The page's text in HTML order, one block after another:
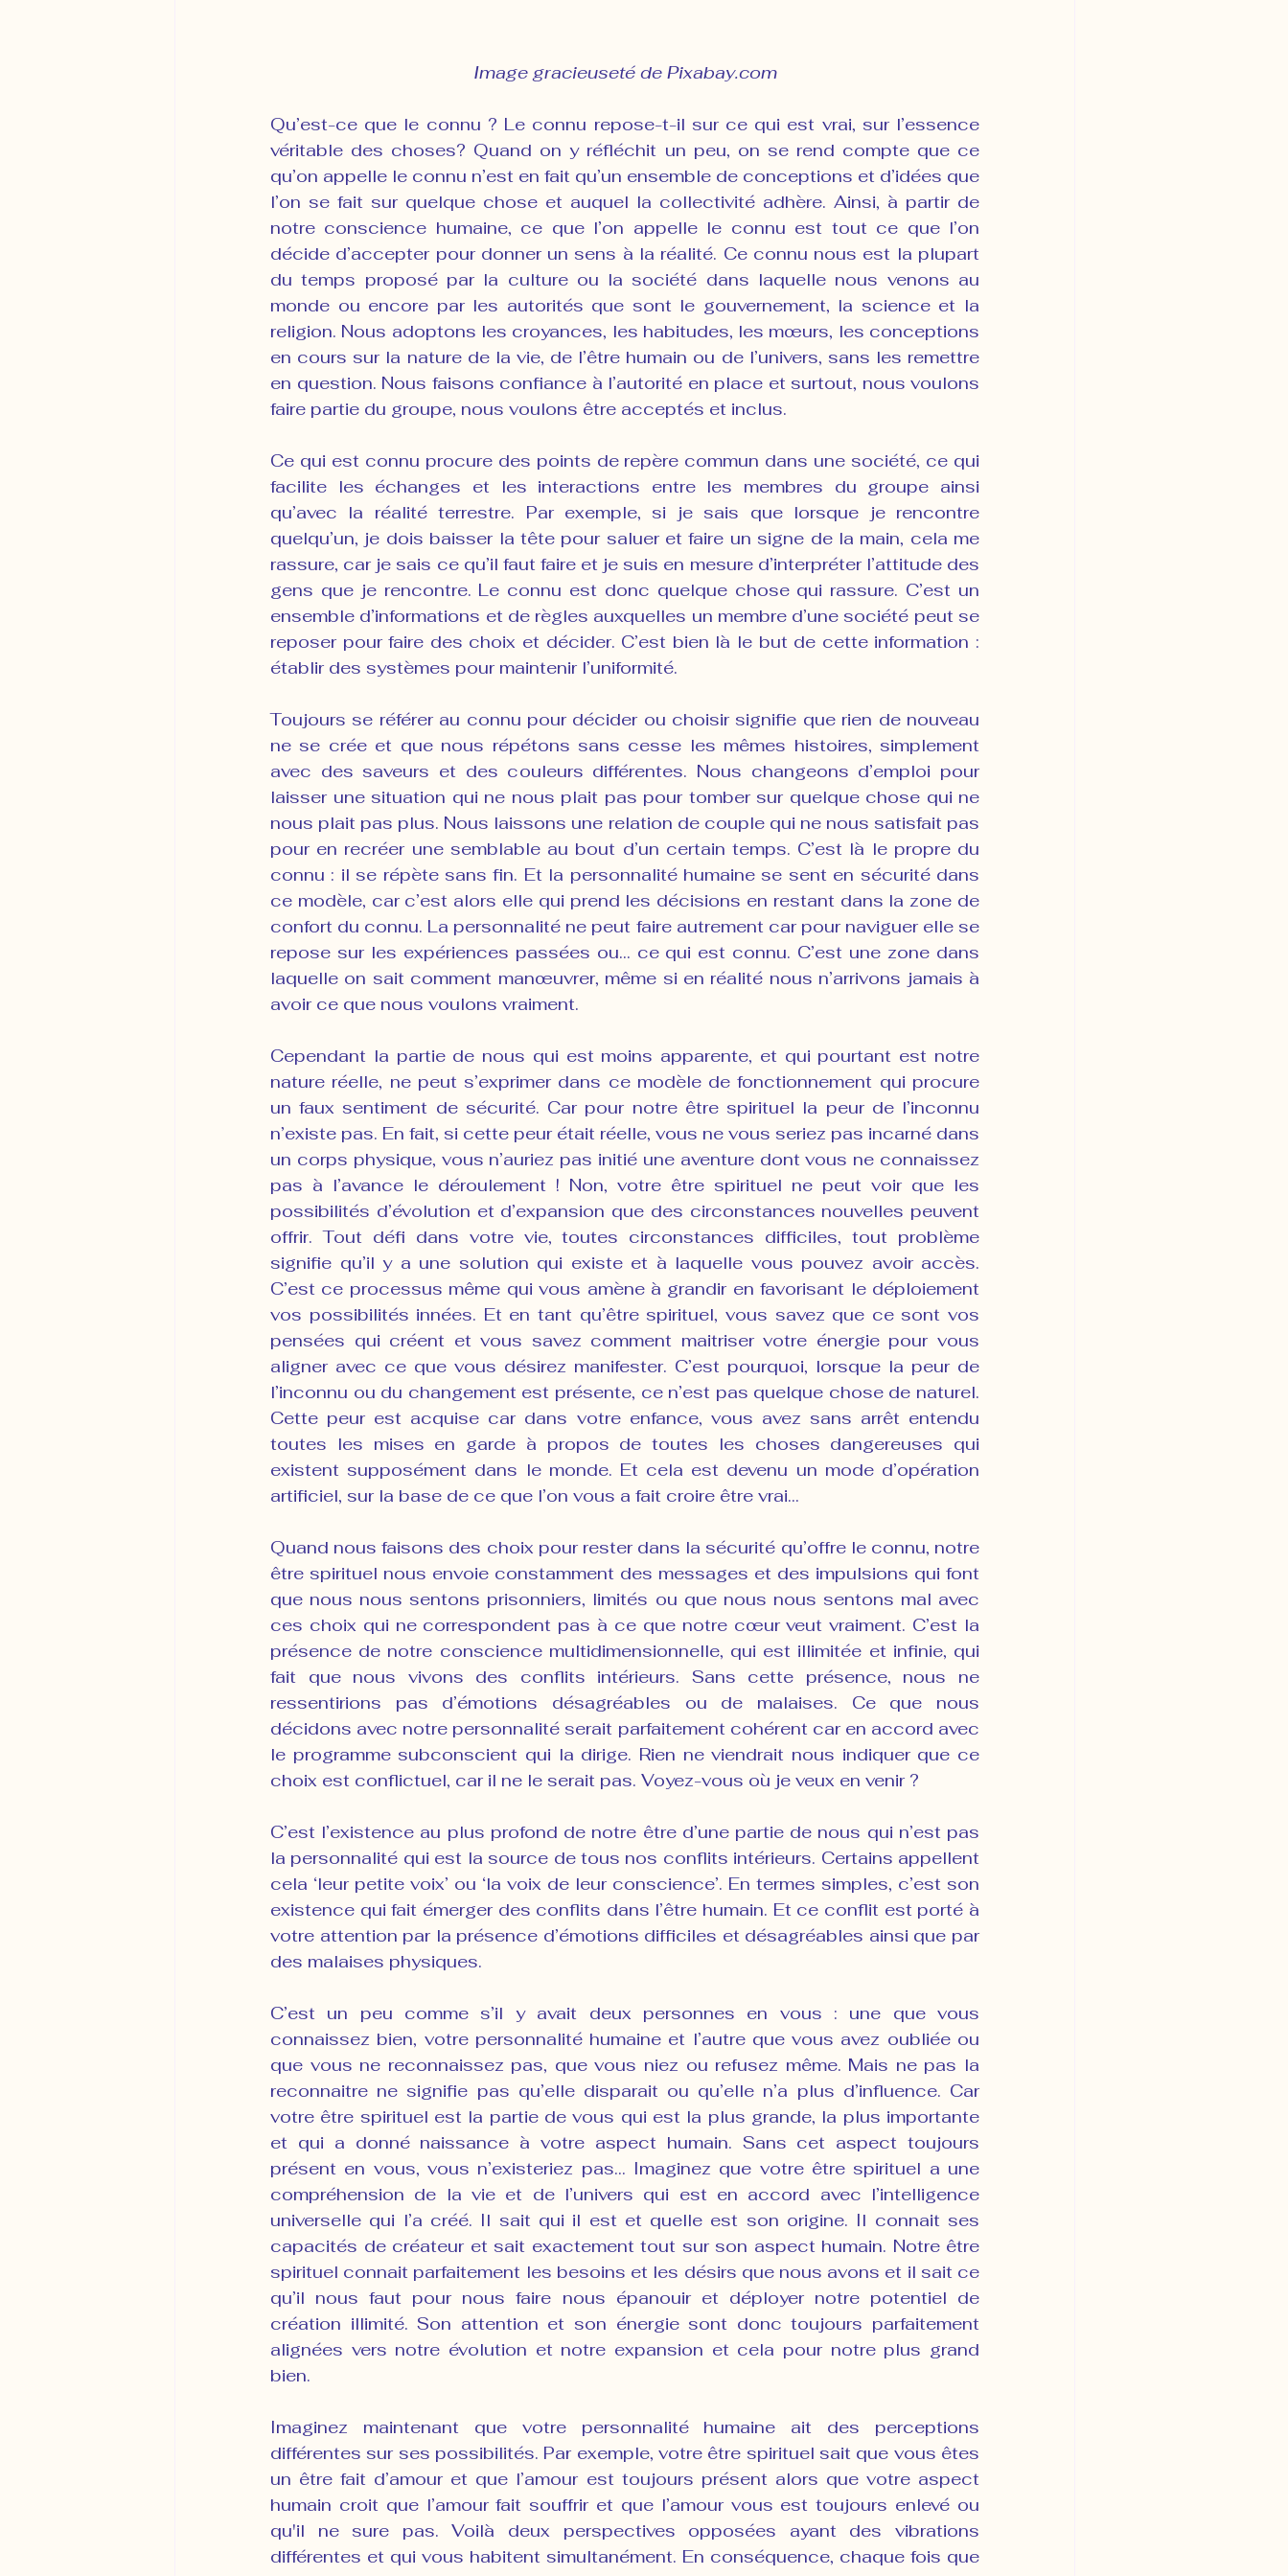
Image gracieuseté de Pixabay.com
Qu’est-ce que le connu ? Le connu repose-t-il sur ce qui est vrai, sur l’essence
véritable des choses? Quand on y réfléchit un peu, on se rend compte que ce
qu’on appelle le connu n’est en fait qu’un ensemble de conceptions et d’idées que
l’on se fait sur quelque chose et auquel la collectivité adhère. Ainsi, à partir de
notre conscience humaine, ce que l’on appelle le connu est tout ce que l’on
décide d’accepter pour donner un sens à la réalité. Ce connu nous est la plupart
du temps proposé par la culture ou la société dans laquelle nous venons au
monde ou encore par les autorités que sont le gouvernement, la science et la
religion. Nous adoptons les croyances, les habitudes, les mœurs, les conceptions
en cours sur la nature de la vie, de l’être humain ou de l’univers, sans les remettre
en question. Nous faisons confiance à l’autorité en place et surtout, nous voulons
faire partie du groupe, nous voulons être acceptés et inclus.
Ce qui est connu procure des points de repère commun dans une société, ce qui
facilite les échanges et les interactions entre les membres du groupe ainsi
qu’avec la réalité terrestre. Par exemple, si je sais que lorsque je rencontre
quelqu’un, je dois baisser la tête pour saluer et faire un signe de la main, cela me
rassure, car je sais ce qu’il faut faire et je suis en mesure d’interpréter l’attitude des
gens que je rencontre. Le connu est donc quelque chose qui rassure. C’est un
ensemble d’informations et de règles auxquelles un membre d’une société peut se
reposer pour faire des choix et décider. C’est bien là le but de cette information :
établir des systèmes pour maintenir l’uniformité.
Toujours se référer au connu pour décider ou choisir signifie que rien de nouveau
ne se crée et que nous répétons sans cesse les mêmes histoires, simplement
avec des saveurs et des couleurs différentes. Nous changeons d’emploi pour
laisser une situation qui ne nous plait pas pour tomber sur quelque chose qui ne
nous plait pas plus. Nous laissons une relation de couple qui ne nous satisfait pas
pour en recréer une semblable au bout d’un certain temps. C’est là le propre du
connu : il se répète sans fin. Et la personnalité humaine se sent en sécurité dans
ce modèle, car c’est alors elle qui prend les décisions en restant dans la zone de
confort du connu. La personnalité ne peut faire autrement car pour naviguer elle se
repose sur les expériences passées ou… ce qui est connu. C’est une zone dans
laquelle on sait comment manœuvrer, même si en réalité nous n’arrivons jamais à
avoir ce que nous voulons vraiment.
Cependant la partie de nous qui est moins apparente, et qui pourtant est notre
nature réelle, ne peut s’exprimer dans ce modèle de fonctionnement qui procure
un faux sentiment de sécurité. Car pour notre être spirituel la peur de l’inconnu
n’existe pas. En fait, si cette peur était réelle, vous ne vous seriez pas incarné dans
un corps physique, vous n’auriez pas initié une aventure dont vous ne connaissez
pas à l’avance le déroulement ! Non, votre être spirituel ne peut voir que les
possibilités d’évolution et d’expansion que des circonstances nouvelles peuvent
offrir. Tout défi dans votre vie, toutes circonstances difficiles, tout problème
signifie qu’il y a une solution qui existe et à laquelle vous pouvez avoir accès.
C’est ce processus même qui vous amène à grandir en favorisant le déploiement
vos possibilités innées. Et en tant qu’être spirituel, vous savez que ce sont vos
pensées qui créent et vous savez comment maitriser votre énergie pour vous
aligner avec ce que vous désirez manifester. C’est pourquoi, lorsque la peur de
l’inconnu ou du changement est présente, ce n’est pas quelque chose de naturel.
Cette peur est acquise car dans votre enfance, vous avez sans arrêt entendu
toutes les mises en garde à propos de toutes les choses dangereuses qui
existent supposément dans le monde. Et cela est devenu un mode d’opération
artificiel, sur la base de ce que l’on vous a fait croire être vrai…
Quand nous faisons des choix pour rester dans la sécurité qu’offre le connu, notre
être spirituel nous envoie constamment des messages et des impulsions qui font
que nous nous sentons prisonniers, limités ou que nous nous sentons mal avec
ces choix qui ne correspondent pas à ce que notre cœur veut vraiment. C’est la
présence de notre conscience multidimensionnelle, qui est illimitée et infinie, qui
fait que nous vivons des conflits intérieurs. Sans cette présence, nous ne
ressentirions pas d’émotions désagréables ou de malaises. Ce que nous
décidons avec notre personnalité serait parfaitement cohérent car en accord avec
le programme subconscient qui la dirige. Rien ne viendrait nous indiquer que ce
choix est conflictuel, car il ne le serait pas. Voyez-vous où je veux en venir ?
C’est l’existence au plus profond de notre être d’une partie de nous qui n’est pas
la personnalité qui est la source de tous nos conflits intérieurs. Certains appellent
cela ‘leur petite voix’ ou ‘la voix de leur conscience’. En termes simples, c’est son
existence qui fait émerger des conflits dans l’être humain. Et ce conflit est porté à
votre attention par la présence d’émotions difficiles et désagréables ainsi que par
des malaises physiques.
C’est un peu comme s’il y avait deux personnes en vous : une que vous
connaissez bien, votre personnalité humaine et l’autre que vous avez oubliée ou
que vous ne reconnaissez pas, que vous niez ou refusez même. Mais ne pas la
reconnaitre ne signifie pas qu’elle disparait ou qu’elle n’a plus d’influence. Car
votre être spirituel est la partie de vous qui est la plus grande, la plus importante
et qui a donné naissance à votre aspect humain. Sans cet aspect toujours
présent en vous, vous n’existeriez pas… Imaginez que votre être spirituel a une
compréhension de la vie et de l’univers qui est en accord avec l’intelligence
universelle qui l’a créé. Il sait qui il est et quelle est son origine. Il connait ses
capacités de créateur et sait exactement tout sur son aspect humain. Notre être
spirituel connait parfaitement les besoins et les désirs que nous avons et il sait ce
qu’il nous faut pour nous faire nous épanouir et déployer notre potentiel de
création illimité. Son attention et son énergie sont donc toujours parfaitement
alignées vers notre évolution et notre expansion et cela pour notre plus grand
bien.
Imaginez maintenant que votre personnalité humaine ait des perceptions
différentes sur ses possibilités. Par exemple, votre être spirituel sait que vous êtes
un être fait d’amour et que l’amour est toujours présent alors que votre aspect
humain croit que l’amour fait souffrir et que l’amour vous est toujours enlevé ou
qu'il ne sure pas. Voilà deux perspectives opposées ayant des vibrations
différentes et qui vous habitent simultanément. En conséquence, chaque fois que